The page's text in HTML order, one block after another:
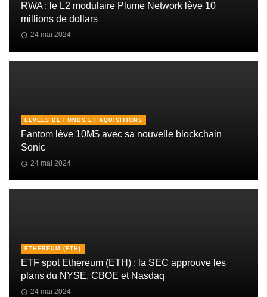
RWA : le L2 modulaire Plume Network lève 10
millions de dollars
24 mai 2024
LEVÉES DE FONDS ET AQUISITIONS
Fantom lève 10M$ avec sa nouvelle blockchain
Sonic
24 mai 2024
ETHEREUM (ETH)
ETF spot Ethereum (ETH) : la SEC approuve les
plans du NYSE, CBOE et Nasdaq
24 mai 2024